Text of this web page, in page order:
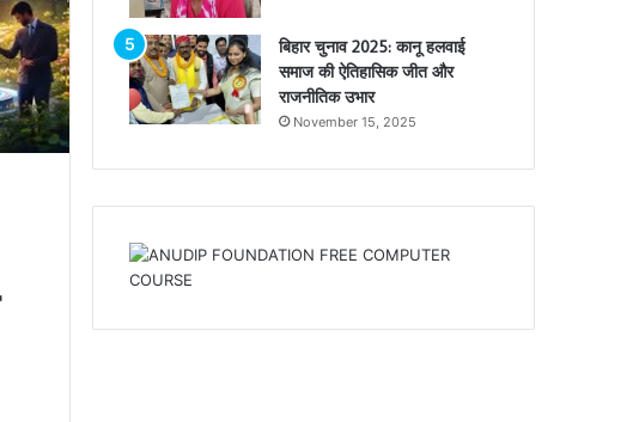
बिहार चुनाव 2025: कानू हलवाई
समाज की ऐतिहासिक जीत और
राजनीतिक उभार
November 15, 2025